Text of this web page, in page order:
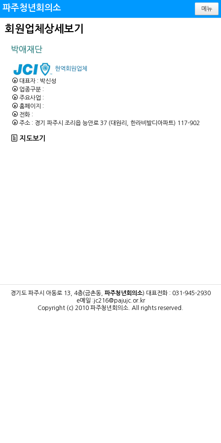
파주청년회의소 메뉴
회원업체상세보기
박애재단
현역회원업체
대표자 : 박신성
업종구분 :
주요사업 :
홈페이지 :
전화 :
주소 : 경기 파주시 조리읍 능안로 37 (대원리, 한라비발디아파트) 117-902
지도보기
경기도 파주시 아동로 13, 4층(금촌동, 파주청년회의소) 대표전화 : 031-945-2930
e메일 :jc216@pajujc.or.kr
Copyright (c) 2010 파주청년회의소. All rights reserved.